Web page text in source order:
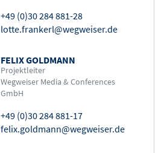
+49 (0)30 284 881-28
lotte.frankerl@wegweiser.de
FELIX GOLDMANN
Projektleiter
Wegweiser Media & Conferences
GmbH
+49 (0)30 284 881-17
felix.goldmann@wegweiser.de